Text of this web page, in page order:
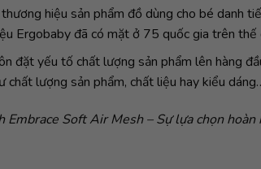
hiệu sản phẩm đồ dùng cho bé danh
Ergobaby đã có mặt ở 75 quốc gia trên
đặt yếu tố chất lượng sản phẩm lên hàng
chất lượng sản phẩm, chất liệu hay kiểu
Soft Air Mesh – Sự lựa chọn hoàn